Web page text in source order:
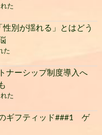
た
別が揺れる」とはどう
た
ナーシップ制度導入へ
た
ギフティッド###1 ゲ